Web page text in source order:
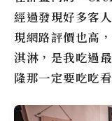
經過發現好多客
現網路評價也高
淇淋，是我吃過
隆那一定要吃吃看